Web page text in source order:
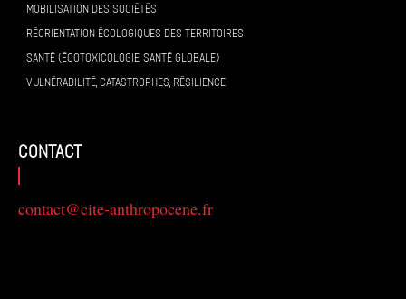
MOBILISATION DES SOCIÉTÉS
RÉORIENTATION ÉCOLOGIQUES DES TERRITOIRES
SANTÉ (ÉCOTOXICOLOGIE, SANTÉ GLOBALE)
VULNÉRABILITÉ, CATASTROPHES, RÉSILIENCE
contact
contact@cite-anthropocene.fr